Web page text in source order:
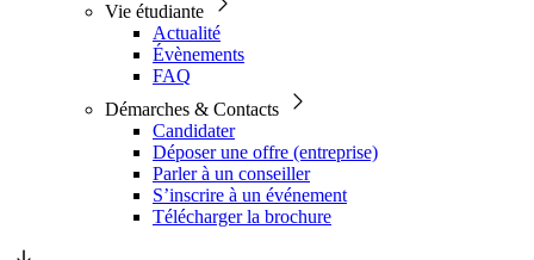
Vie étudiante
Actualité
Évènements
FAQ
Démarches & Contacts
Candidater
Déposer une offre (entreprise)
Parler à un conseiller
S’inscrire à un événement
Télécharger la brochure